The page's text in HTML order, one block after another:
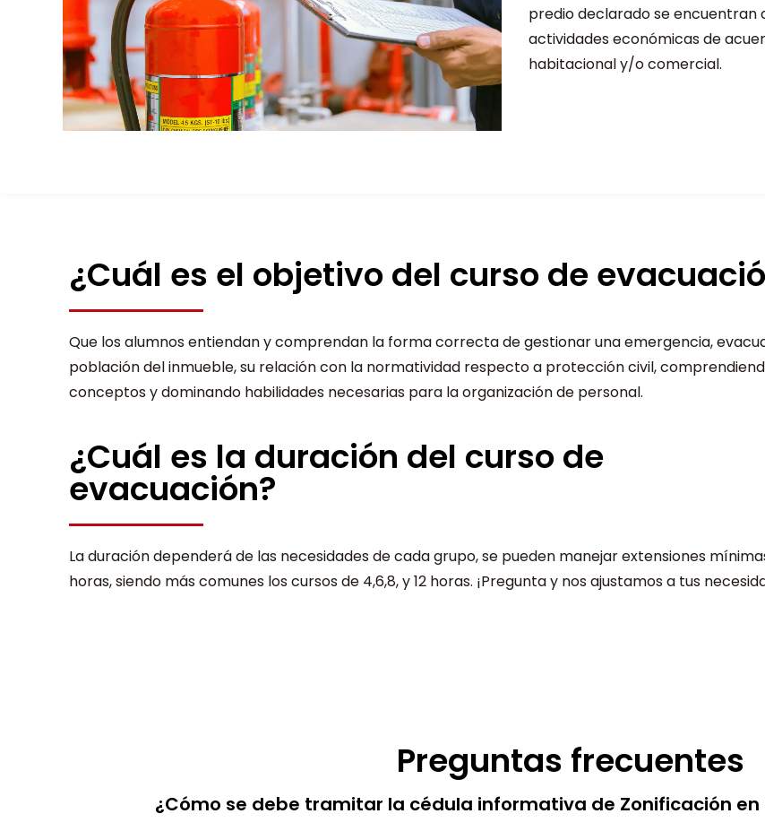
predio declarado se encuentran
actividades económicas de
habitacional y/o comercial.
¿Cuál es el objetivo del curso de
Que los alumnos entiendan y comprendan la forma correcta de gestionar una emergencia,
población del inmueble, su relación con la normatividad respecto a protección civil,
conceptos y dominando habilidades necesarias para la organización de personal.
¿Cuál es la duración del curso de
evacuación?
La duración dependerá de las necesidades de cada grupo, se pueden manejar extensiones
horas, siendo más comunes los cursos de 4,6,8, y 12 horas. ¡Pregunta y nos ajustamos a tus
Preguntas frecuentes
¿Cómo se debe tramitar la cédula informativa de Zonificación en